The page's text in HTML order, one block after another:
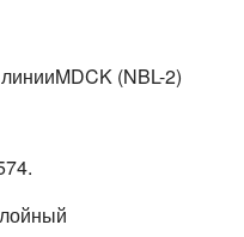
(NBL-2)